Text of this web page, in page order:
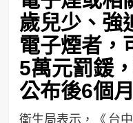
歲兒少、強
電子煙者，
5萬元罰鍰
公布後6個
衛生局表示，《 台